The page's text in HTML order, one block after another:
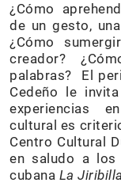
¿Cómo
de un gesto,
¿Cómo
creador?
palabras? El
Cedeño le
experiencias
cultural es
Centro Cultural
en saludo a
cubana La